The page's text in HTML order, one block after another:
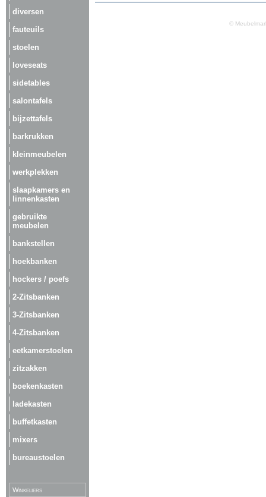
diversen
fauteuils
stoelen
loveseats
sidetables
salontafels
bijzettafels
barkrukken
kleinmeubelen
werkplekken
slaapkamers en
linnenkasten
gebruikte
meubelen
bankstellen
hoekbanken
hockers / poefs
2-Zitsbanken
3-Zitsbanken
4-Zitsbanken
eetkamerstoelen
zitzakken
boekenkasten
ladekasten
buffetkasten
mixers
bureaustoelen
Winkeliers
©